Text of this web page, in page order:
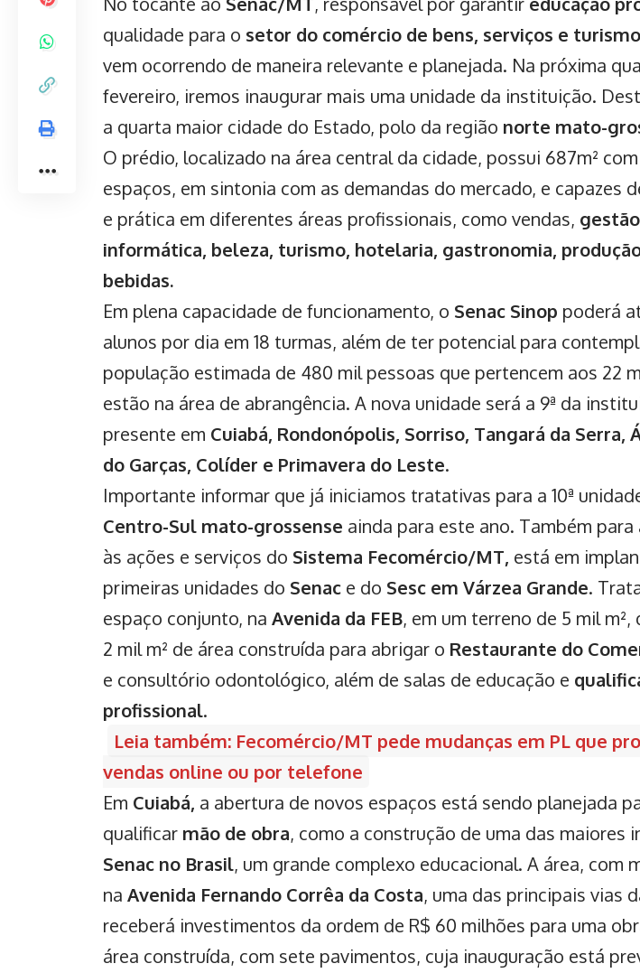
qualidade para o setor do comércio de bens, serviços e turismo
vem ocorrendo de maneira relevante e planejada. Na próxima
fevereiro, iremos inaugurar mais uma unidade da instituição.
a quarta maior cidade do Estado, polo da região norte mato-
O prédio, localizado na área central da cidade, possui 687m²
espaços, em sintonia com as demandas do mercado, e capazes
e prática em diferentes áreas profissionais, como vendas,
informática, beleza, turismo, hotelaria, gastronomia,
bebidas.
Em plena capacidade de funcionamento, o Senac Sinop poderá
alunos por dia em 18 turmas, além de ter potencial para
população estimada de 480 mil pessoas que pertencem aos 22
estão na área de abrangência. A nova unidade será a 9ª da
presente em Cuiabá, Rondonópolis, Sorriso, Tangará da Serra,
do Garças, Colíder e Primavera do Leste.
Importante informar que já iniciamos tratativas para a 10ª
Centro-Sul mato-grossense ainda para este ano. Também
às ações e serviços do Sistema Fecomércio/MT, está em
primeiras unidades do Senac e do Sesc em Várzea Grande.
espaço conjunto, na Avenida da FEB, em um terreno de 5 mil
2 mil m² de área construída para abrigar o Restaurante do
e consultório odontológico, além de salas de educação e
profissional.
Leia também: Fecomércio/MT pede mudanças em PL que
vendas online ou por telefone
Em Cuiabá, a abertura de novos espaços está sendo planejada
qualificar mão de obra, como a construção de uma das maiores
Senac no Brasil, um grande complexo educacional. A área, com
na Avenida Fernando Corrêa da Costa, uma das principais vias
receberá investimentos da ordem de R$ 60 milhões para uma
área construída, com sete pavimentos, cuja inauguração está